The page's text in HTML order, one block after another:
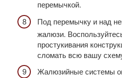
перемычкой.
Под перемычку и над
жалюзи.
простукивания
сломать всю вашу
Жалюзийные системы